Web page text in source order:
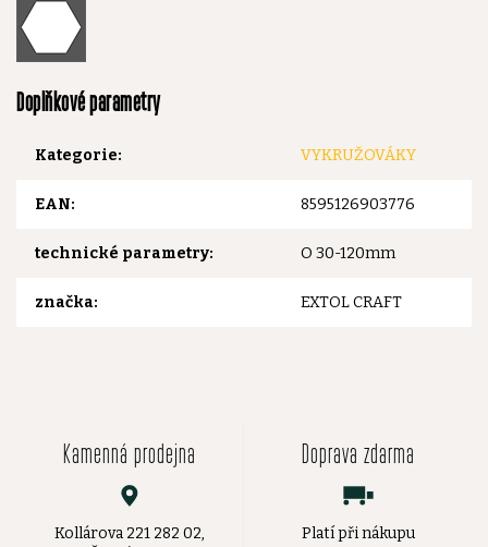
Doplňkové parametry
Kategorie: VYKRUŽOVÁKY
EAN: 8595126903776
technické parametry: O 30-120mm
značka: EXTOL CRAFT
Kamenná prodejna
Kollárova 221 282 02,
Doprava zdarma
Platí při nákupu